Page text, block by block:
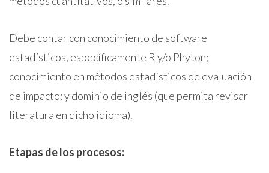
Debe contar con conocimiento de software
estadísticos, específicamente R y/o Phyton;
conocimiento en métodos estadísticos de evaluación
de impacto; y dominio de inglés (que permita revisar
literatura en dicho idioma).
Etapas de los procesos: